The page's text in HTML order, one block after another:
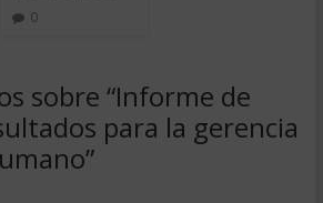
0
sobre “Informe de
para la gerencia
”